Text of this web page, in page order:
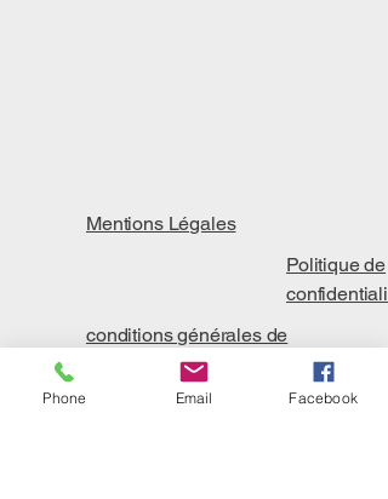
Mentions Légales
Politique de
conditions générales de
Phone Email Facebook